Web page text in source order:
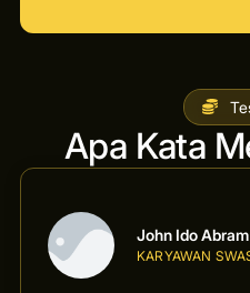
Apa Kata
John Ido Abram
KARYAWAN